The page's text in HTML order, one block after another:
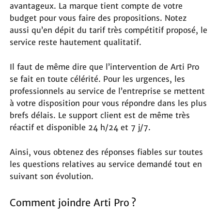
avantageux. La marque tient compte de votre
budget pour vous faire des propositions. Notez
aussi qu’en dépit du tarif très compétitif proposé, le
service reste hautement qualitatif.
Il faut de même dire que l’intervention de Arti Pro
se fait en toute célérité. Pour les urgences, les
professionnels au service de l’entreprise se mettent
à votre disposition pour vous répondre dans les plus
brefs délais. Le support client est de même très
réactif et disponible 24 h/24 et 7 j/7.
Ainsi, vous obtenez des réponses fiables sur toutes
les questions relatives au service demandé tout en
suivant son évolution.
Comment joindre Arti Pro ?